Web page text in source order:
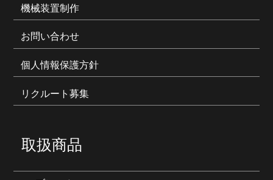
機械装置制作
お問い合わせ
個人情報保護方針
リクルート募集
取扱商品